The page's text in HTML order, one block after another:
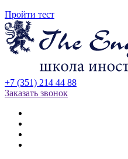
Пройти тест
+7 (351) 214 44 88
Заказать звонок